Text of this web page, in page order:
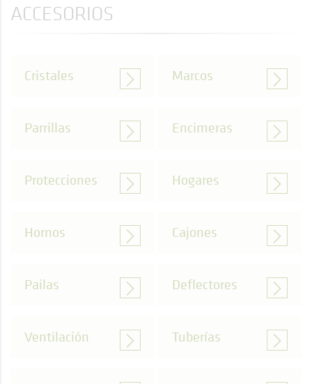
ACCESORIOS
Cristales Marcos
Parrillas Encimeras
Protecciones Hogares
Hornos Cajones
Pailas Deflectores
Ventilación Tuberías